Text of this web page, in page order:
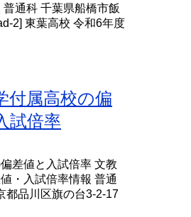
通科 千葉県船橋市飯
2] 東葉高校 令和6年度
付属高校の偏
試倍率
差値と入試倍率 文教
・入試倍率情報 普通
品川区旗の台3-2-17